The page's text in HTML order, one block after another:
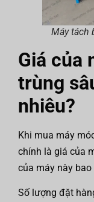
Máy tách
Giá của
trùng
nhiêu?
Khi mua máy
chính là giá của
của máy này bao
Số lượng đặt